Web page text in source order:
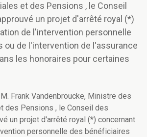
et des Pensions , le Conseil
un projet d'arrêté royal (*)
de l'intervention personnelle
ou de l'intervention de l'assurance
les honoraires pour certaines
Frank Vandenbroucke, Ministre des
des Pensions , le Conseil des
un projet d'arrêté royal (*) concernant
personnelle des bénéficiaires